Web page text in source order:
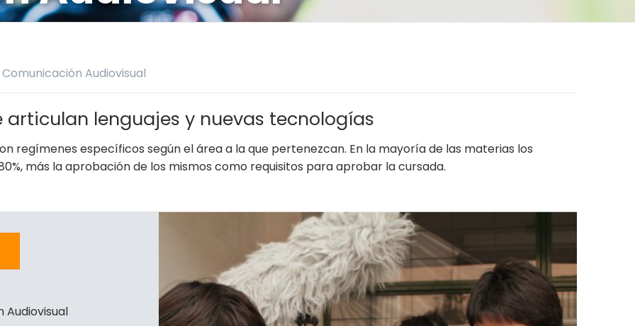
Audiovisual
articulan lenguajes y nuevas tecnologías
regímenes específicos según el área a la que pertenezcan. En la mayoría de las materias los
más la aprobación de los mismos como requisitos para aprobar la cursada.